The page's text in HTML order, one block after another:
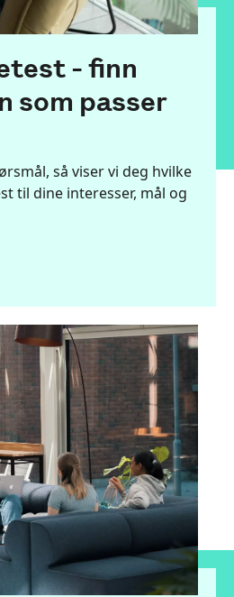
- finn
som passer
så viser vi deg hvilke
til dine interesser, mål og